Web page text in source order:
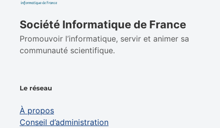
Société Informatique de France
Promouvoir l’informatique, servir et animer sa
communauté scientifique.
Le réseau
À propos
Conseil d’administration